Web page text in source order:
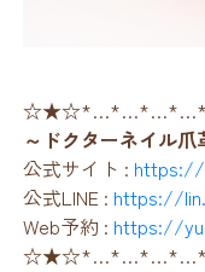
～ドクターネイル
公式サイト : https://
公式LINE : https://
Web予約 : https://